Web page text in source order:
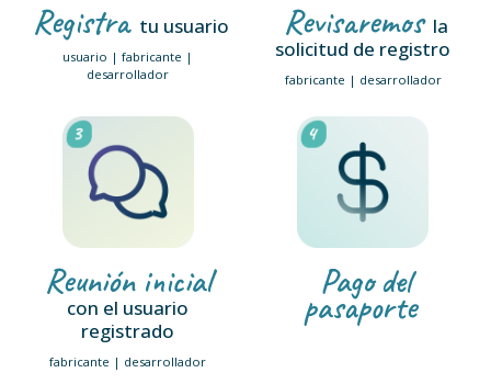
Registra tu usuario
usuario | fabricante |
desarrollador
Revisaremos la
solicitud de registro
fabricante | desarrollador
Reunión inicial
con el usuario
registrado
fabricante | desarrollador
Pago del
pasaporte